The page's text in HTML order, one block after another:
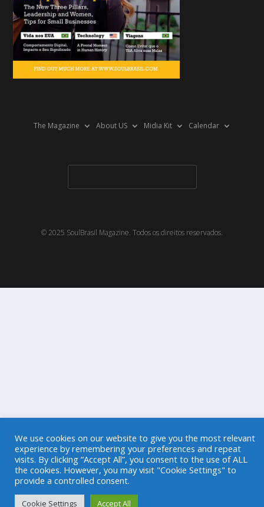
The Magazine About US Midia Kit Calendar
© 2025 SoulBrasil Magazine. Todos os direitos reservados.
We use cookies on our website to give you the most relevant
experience by remembering your preferences and repeat
visits. By clicking “Accept All”, you consent to the use of ALL
the cookies. However, you may visit "Cookie Settings" to
provide a controlled consent.
Cookie Settings Accept All